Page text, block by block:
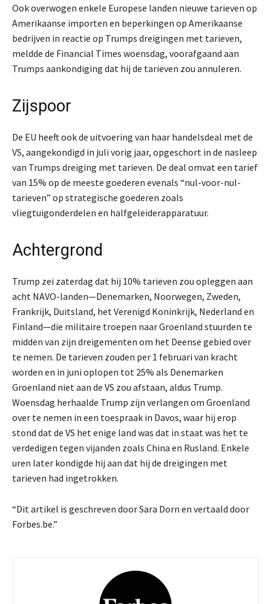
Ook overwogen enkele Europese landen nieuwe tarieven op
Amerikaanse importen en beperkingen op Amerikaanse
bedrijven in reactie op Trumps dreigingen met tarieven,
meldde de Financial Times woensdag, voorafgaand aan
Trumps aankondiging dat hij de tarieven zou annuleren.
Zijspoor
De EU heeft ook de uitvoering van haar handelsdeal met de
VS, aangekondigd in juli vorig jaar, opgeschort in de nasleep
van Trumps dreiging met tarieven. De deal omvat een tarief
van 15% op de meeste goederen evenals “nul-voor-nul-
tarieven” op strategische goederen zoals
vliegtuigonderdelen en halfgeleiderapparatuur.
Achtergrond
Trump zei zaterdag dat hij 10% tarieven zou opleggen aan
acht NAVO-landen—Denemarken, Noorwegen, Zweden,
Frankrijk, Duitsland, het Verenigd Koninkrijk, Nederland en
Finland—die militaire troepen naar Groenland stuurden te
midden van zijn dreigementen om het Deense gebied over
te nemen. De tarieven zouden per 1 februari van kracht
worden en in juni oplopen tot 25% als Denemarken
Groenland niet aan de VS zou afstaan, aldus Trump.
Woensdag herhaalde Trump zijn verlangen om Groenland
over te nemen in een toespraak in Davos, waar hij erop
stond dat de VS het enige land was dat in staat was het te
verdedigen tegen vijanden zoals China en Rusland. Enkele
uren later kondigde hij aan dat hij de dreigingen met
tarieven had ingetrokken.
“Dit artikel is geschreven door Sara Dorn en vertaald door
Forbes.be.”